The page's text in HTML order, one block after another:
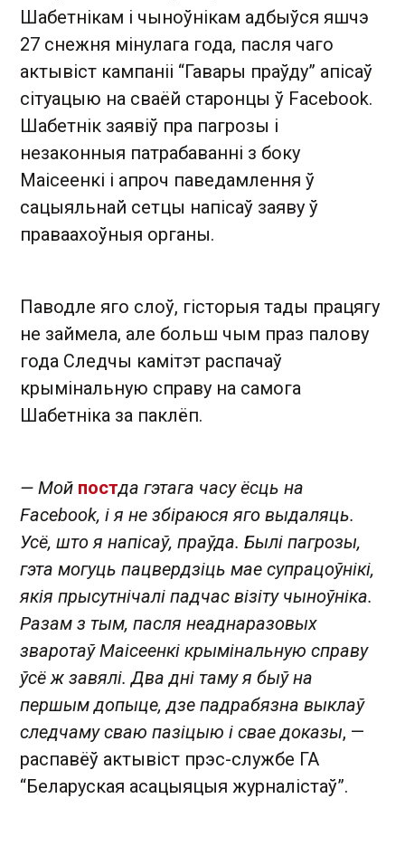
Шабетнікам і чыноўнікам адбыўся яшчэ
27 снежня мінулага года, пасля чаго
актывіст кампаніі “Гавары праўду” апісаў
сітуацыю на сваёй старонцы ў Facebook.
Шабетнік заявіў пра пагрозы і
незаконныя патрабаванні з боку
Маісеенкі і апроч паведамлення ў
сацыяльнай сетцы напісаў заяву ў
праваахоўныя органы.
Паводле яго слоў, гісторыя тады працягу
не займела, але больш чым праз палову
года Следчы камітэт распачаў
крымінальную справу на самога
Шабетніка за паклёп.
— Мой постда гэтага часу ёсць на
Facebook, і я не збіраюся яго выдаляць.
Усё, што я напісаў, праўда. Былі пагрозы,
гэта могуць пацвердзіць мае супрацоўнікі,
якія прысутнічалі падчас візіту чыноўніка.
Разам з тым, пасля неаднаразовых
зваротаў Маісеенкі крымінальную справу
ўсё ж завялі. Два дні таму я быў на
першым допыце, дзе падрабязна выклаў
следчаму сваю пазіцыю і свае доказы, —
распавёў актывіст прэс-службе ГА
“Беларуская асацыяцыя журналістаў”.